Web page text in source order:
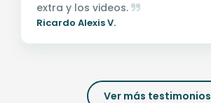
extra y los videos.
Ricardo Alexis V.
Ver más testimonios